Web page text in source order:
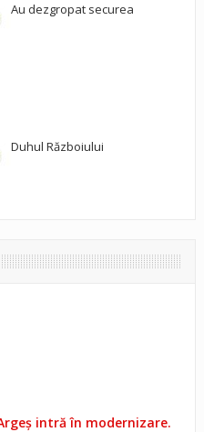
Au dezgropat securea
Duhul Războiului
intră în modernizare.